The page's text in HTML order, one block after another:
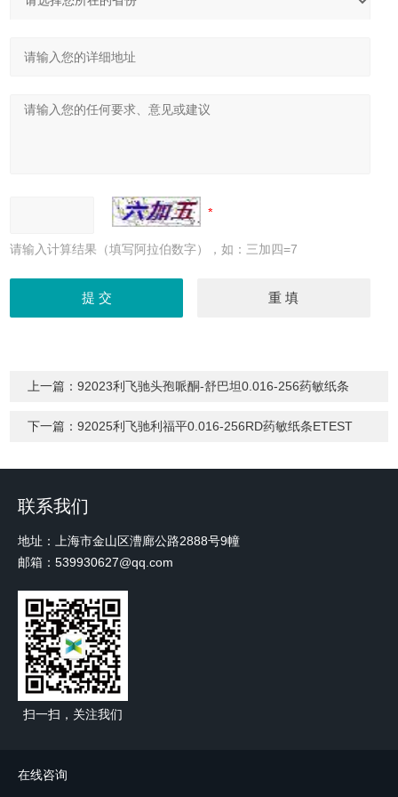
请输入计算结果（填写阿拉伯数字），如：三加四=7
上一篇：92023利飞驰头孢哌酮-舒巴坦0.016-256药敏纸条
下一篇：92025利飞驰利福平0.016-256RD药敏纸条ETEST
联系我们
地址：上海市金山区漕廊公路2888号9幢
邮箱：539930627@qq.com
扫一扫，关注我们
在线咨询